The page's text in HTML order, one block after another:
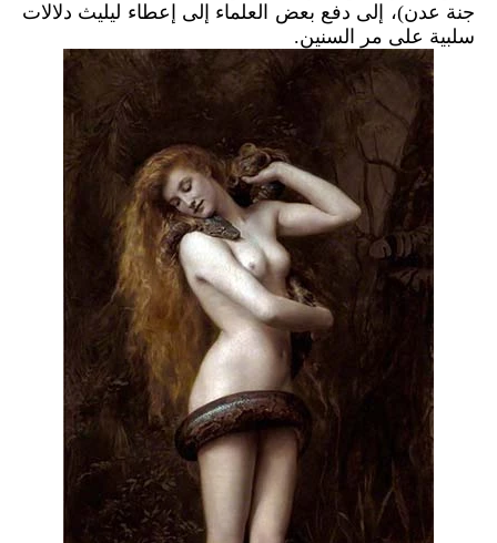
جنة عدن)، إلى دفع بعض العلماء إلى إعطاء ليليث دلالات
سلبية على مر السنين.